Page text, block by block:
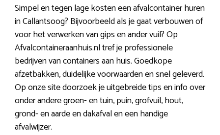
Simpel en tegen lage kosten een afvalcontainer huren
in Callantsoog? Bijvoorbeeld als je gaat verbouwen of
voor het verwerken van gips en ander vuil? Op
Afvalcontaineraanhuis.nl tref je professionele
bedrijven van containers aan huis. Goedkope
afzetbakken, duidelijke voorwaarden en snel geleverd.
Op onze site doorzoek je uitgebreide tips en info over
onder andere groen- en tuin, puin, grofvuil, hout,
grond- en aarde en dakafval en een handige
afvalwijzer.